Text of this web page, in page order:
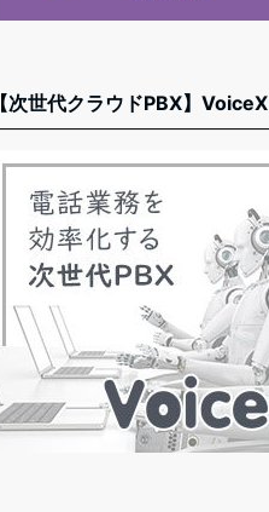
【次世代クラウドPBX】VoiceX